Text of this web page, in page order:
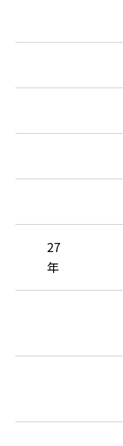
27
年